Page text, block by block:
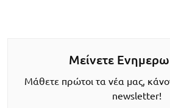
Μείνετε
Μάθετε πρώτοι τα νέα μας,
newsletter!